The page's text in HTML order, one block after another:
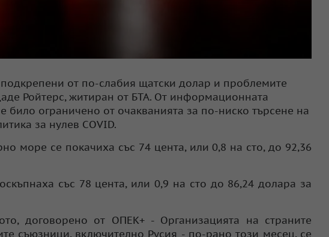
от по-слабия щатски долар и проблемите
Ройтерс, житиран от БТА. От информационната
ограничено от очакванията за по-ниско търсене на
за нулев COVID.
море се покачиха със 74 цента, или 0,8 на сто, до 92,36
със 78 цента, или 0,9 на сто до 86,24 долара за
договорено от ОПЕК+ - Организацията на страните
съюзници, включително Русия - по-рано този месец, се